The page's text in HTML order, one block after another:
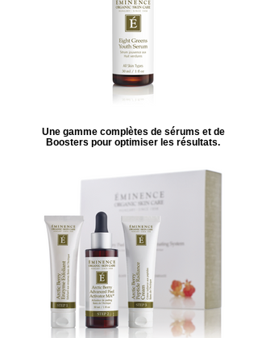
Une gamme complètes de sérums et de
Boosters pour optimiser les résultats.